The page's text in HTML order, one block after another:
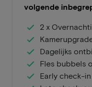
volgende
2 x
Dagelijks
Fles bubbels
Early check-in